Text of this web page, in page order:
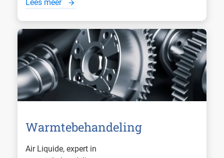
Lees meer
Warmtebehandeling
Air Liquide, expert in